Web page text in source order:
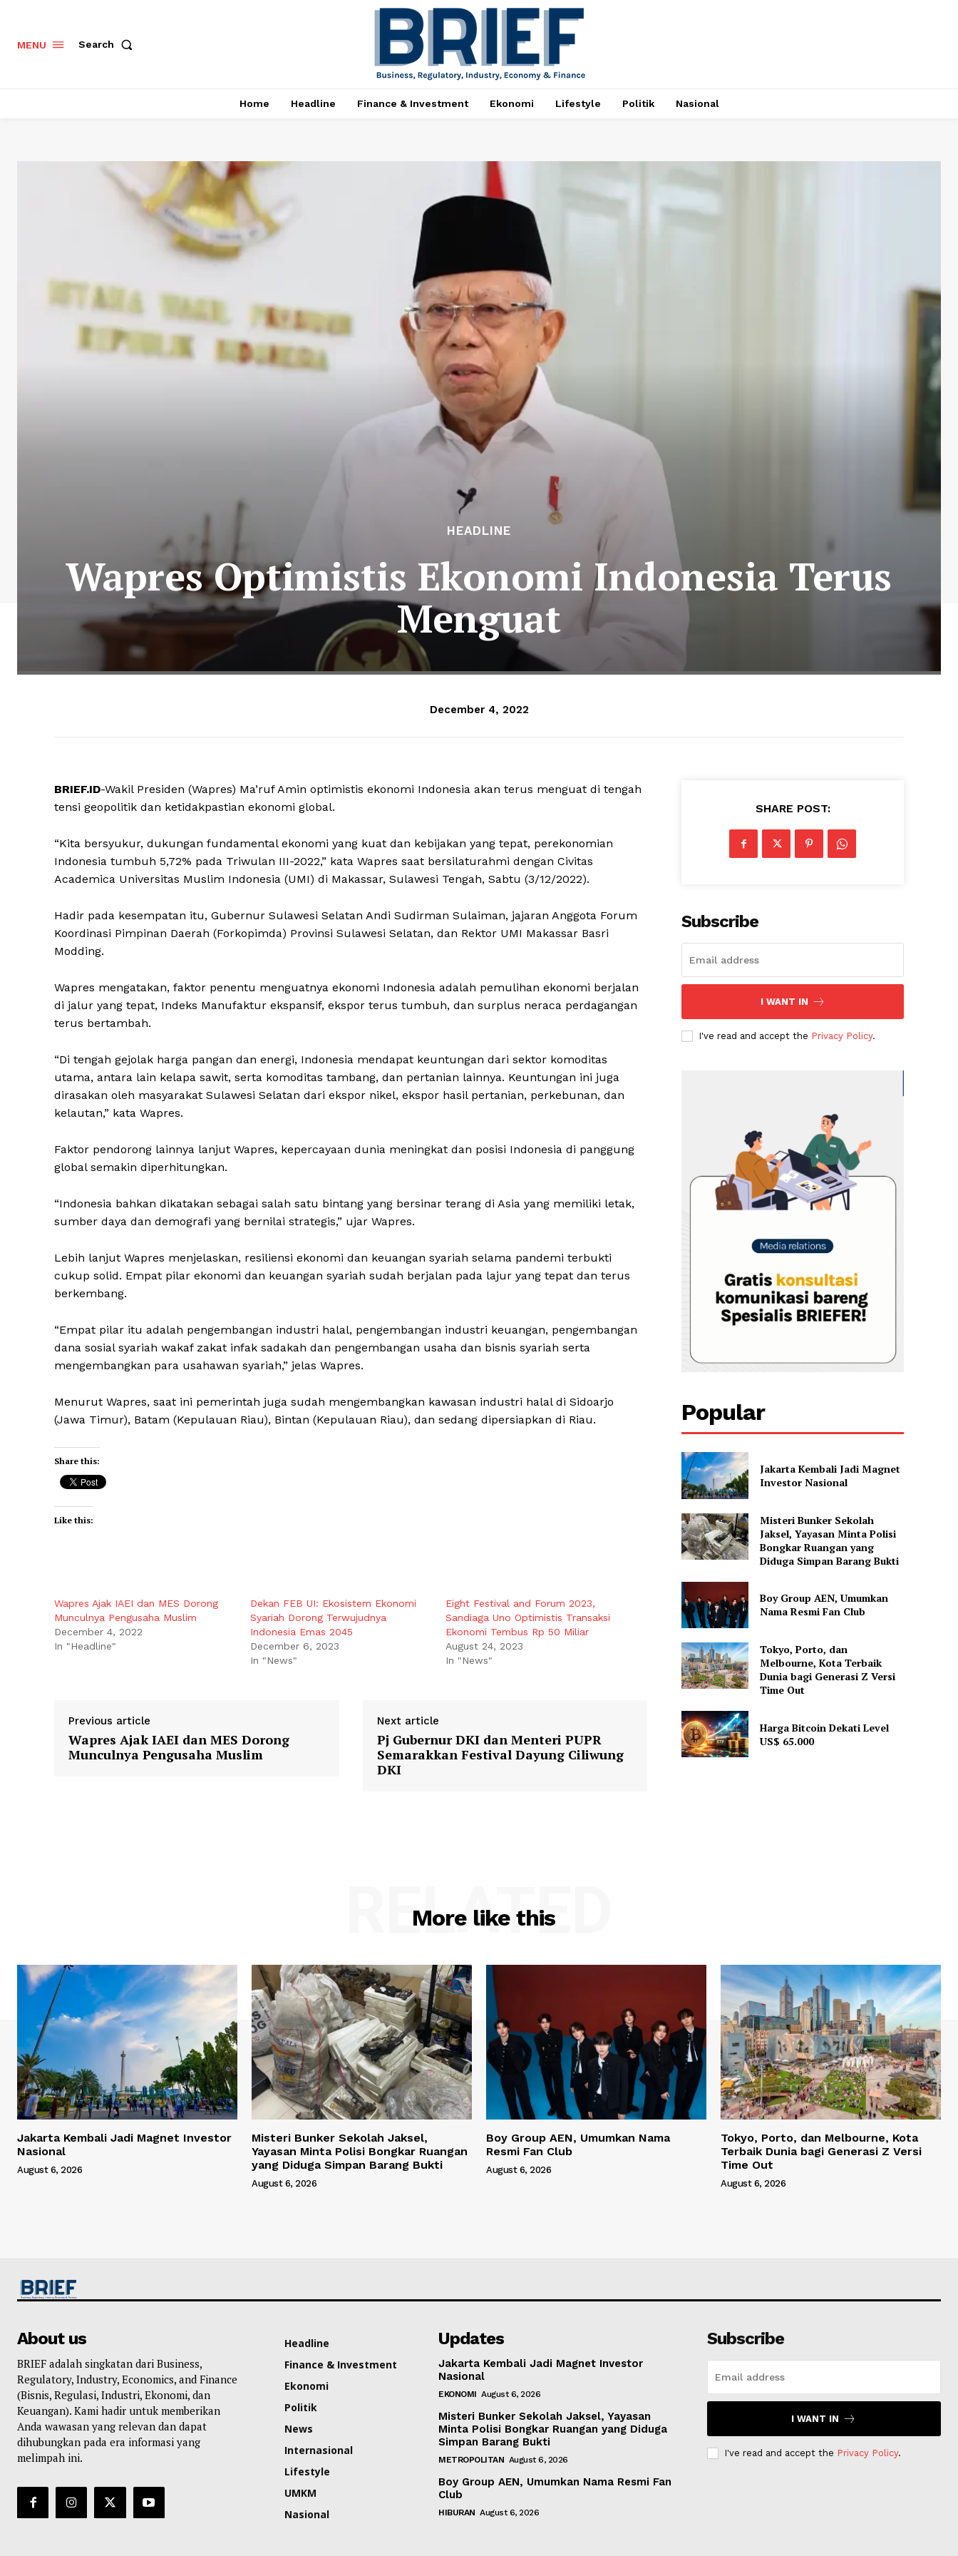
MENU Search
Home Headline Finance & Investment Ekonomi Lifestyle Politik Nasional
HEADLINE
Wapres Optimistis Ekonomi Indonesia Terus
Menguat
December 4, 2022
BRIEF.ID-Wakil Presiden (Wapres) Ma’ruf Amin optimistis ekonomi Indonesia akan terus menguat di tengah
tensi geopolitik dan ketidakpastian ekonomi global.
“Kita bersyukur, dukungan fundamental ekonomi yang kuat dan kebijakan yang tepat, perekonomian
Indonesia tumbuh 5,72% pada Triwulan III-2022,” kata Wapres saat bersilaturahmi dengan Civitas
Academica Universitas Muslim Indonesia (UMI) di Makassar, Sulawesi Tengah, Sabtu (3/12/2022).
Hadir pada kesempatan itu, Gubernur Sulawesi Selatan Andi Sudirman Sulaiman, jajaran Anggota Forum
Koordinasi Pimpinan Daerah (Forkopimda) Provinsi Sulawesi Selatan, dan Rektor UMI Makassar Basri
Modding.
Wapres mengatakan, faktor penentu menguatnya ekonomi Indonesia adalah pemulihan ekonomi berjalan
di jalur yang tepat, Indeks Manufaktur ekspansif, ekspor terus tumbuh, dan surplus neraca perdagangan
terus bertambah.
“Di tengah gejolak harga pangan dan energi, Indonesia mendapat keuntungan dari sektor komoditas
utama, antara lain kelapa sawit, serta komoditas tambang, dan pertanian lainnya. Keuntungan ini juga
dirasakan oleh masyarakat Sulawesi Selatan dari ekspor nikel, ekspor hasil pertanian, perkebunan, dan
kelautan,” kata Wapres.
Faktor pendorong lainnya lanjut Wapres, kepercayaan dunia meningkat dan posisi Indonesia di panggung
global semakin diperhitungkan.
“Indonesia bahkan dikatakan sebagai salah satu bintang yang bersinar terang di Asia yang memiliki letak,
sumber daya dan demografi yang bernilai strategis,” ujar Wapres.
Lebih lanjut Wapres menjelaskan, resiliensi ekonomi dan keuangan syariah selama pandemi terbukti
cukup solid. Empat pilar ekonomi dan keuangan syariah sudah berjalan pada lajur yang tepat dan terus
berkembang.
“Empat pilar itu adalah pengembangan industri halal, pengembangan industri keuangan, pengembangan
dana sosial syariah wakaf zakat infak sadakah dan pengembangan usaha dan bisnis syariah serta
mengembangkan para usahawan syariah,” jelas Wapres.
Menurut Wapres, saat ini pemerintah juga sudah mengembangkan kawasan industri halal di Sidoarjo
(Jawa Timur), Batam (Kepulauan Riau), Bintan (Kepulauan Riau), dan sedang dipersiapkan di Riau.
Share this:
Like this:
Wapres Ajak IAEI dan MES Dorong
Munculnya Pengusaha Muslim
December 4, 2022
In "Headline"
Dekan FEB UI: Ekosistem Ekonomi
Syariah Dorong Terwujudnya
Indonesia Emas 2045
December 6, 2023
In "News"
Eight Festival and Forum 2023,
Sandiaga Uno Optimistis Transaksi
Ekonomi Tembus Rp 50 Miliar
August 24, 2023
In "News"
Previous article
Wapres Ajak IAEI dan MES Dorong
Munculnya Pengusaha Muslim
Next article
Pj Gubernur DKI dan Menteri PUPR
Semarakkan Festival Dayung Ciliwung
DKI
SHARE POST:
Subscribe
I WANT IN
I've read and accept the Privacy Policy.
Popular
Jakarta Kembali Jadi Magnet
Investor Nasional
Misteri Bunker Sekolah
Jaksel, Yayasan Minta Polisi
Bongkar Ruangan yang
Diduga Simpan Barang Bukti
Boy Group AEN, Umumkan
Nama Resmi Fan Club
Tokyo, Porto, dan
Melbourne, Kota Terbaik
Dunia bagi Generasi Z Versi
Time Out
Harga Bitcoin Dekati Level
US$ 65.000
More like this
RELATED
Jakarta Kembali Jadi Magnet Investor
Nasional
August 6, 2026
Misteri Bunker Sekolah Jaksel,
Yayasan Minta Polisi Bongkar Ruangan
yang Diduga Simpan Barang Bukti
August 6, 2026
Boy Group AEN, Umumkan Nama
Resmi Fan Club
August 6, 2026
Tokyo, Porto, dan Melbourne, Kota
Terbaik Dunia bagi Generasi Z Versi
Time Out
August 6, 2026
About us
BRIEF adalah singkatan dari Business,
Regulatory, Industry, Economics, and Finance
(Bisnis, Regulasi, Industri, Ekonomi, dan
Keuangan). Kami hadir untuk memberikan
Anda wawasan yang relevan dan dapat
dihubungkan pada era informasi yang
melimpah ini.
Headline
Finance & Investment
Ekonomi
Politik
News
Internasional
Lifestyle
UMKM
Nasional
Updates
Jakarta Kembali Jadi Magnet Investor
Nasional
EKONOMI August 6, 2026
Misteri Bunker Sekolah Jaksel, Yayasan
Minta Polisi Bongkar Ruangan yang Diduga
Simpan Barang Bukti
METROPOLITAN August 6, 2026
Boy Group AEN, Umumkan Nama Resmi Fan
Club
HIBURAN August 6, 2026
Subscribe
I WANT IN
I've read and accept the Privacy Policy.